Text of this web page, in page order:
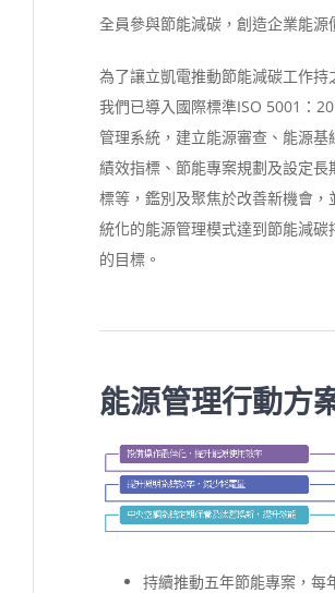
全員參與節能減碳，創造企業能源
為了讓立凱電推動節能減碳工作持
我們已導入國際標準ISO 5001：
管理系統，建立能源審查、能源基
績效指標、節能專案規劃及設定長
標等，鑑別及聚焦於改善新機會，
統化的能源管理模式達到節能減碳
的目標。
能源管理行動方
持續推動五年節能專案，每